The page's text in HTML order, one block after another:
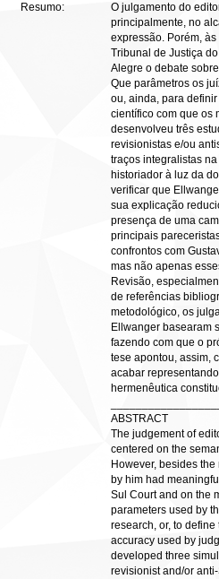
Resumo:
O julgamento do
principalmente, no
expressão. Porém,
Tribunal de Justiça
Alegre o debate
Que parâmetros os
ou, ainda, para
científico com que os
desenvolveu três
revisionistas e/ou
traços integralistas
historiador à luz da
verificar que
sua explicação
presença de uma
principais
confrontos com
mas não apenas
Revisão,
de referências
metodológico, os
Ellwanger basearam
fazendo com que o
tese apontou, assim,
acabar
hermenêutica
ABSTRACT
The judgement of
centered on the
However, besides
by him had
Sul Court and on the
parameters used by
research, or, to
accuracy used by
developed three
revisionist and/or